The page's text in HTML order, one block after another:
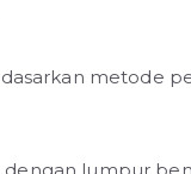
metode